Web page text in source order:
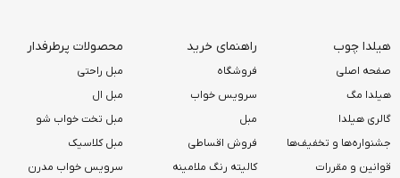
هیلدا چوب
صفحه اصلی
هیلدا مگ
گالری هیلدا
جشنواره‌ها و تخفیف‌ها
قوانین و مقررات
راهنمای خرید
فروشگاه
سرویس خواب
مبل
فروش اقساطی
کالیته رنگ ملامینه
محصولات پرطرفدار
مبل راحتی
مبل ال
مبل تخت خواب شو
مبل کلاسیک
سرویس خواب مدرن